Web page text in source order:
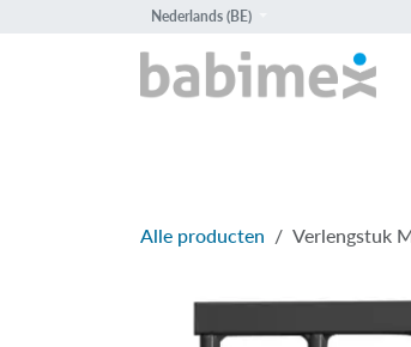
Overslaan naar inhoudNederlands (BE)
Alle producten Verlengstuk